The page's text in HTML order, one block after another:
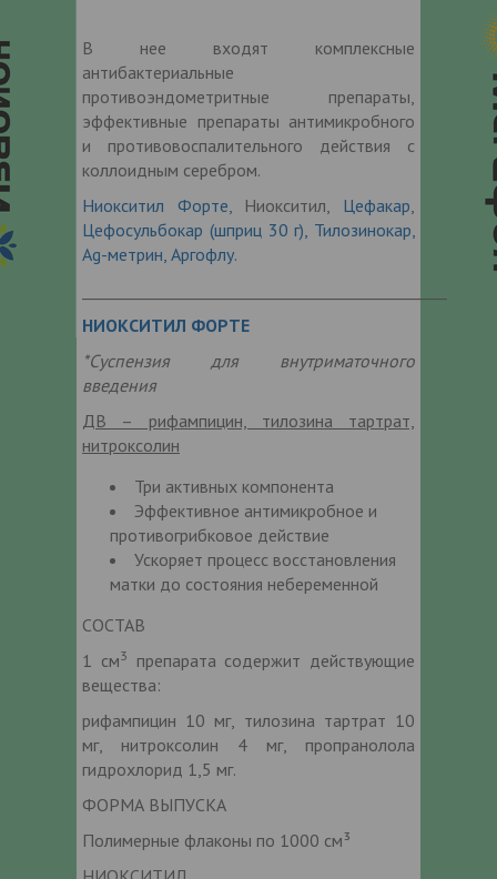
В нее входят комплексные
антибактериальные
противоэндометритные препараты,
эффективные препараты антимикробного
и противовоспалительного действия с
коллоидным серебром.
Ниокситил Форте , Ниокситил, Цефакар
Цефосульбокар (шприц 30 г), Тилозинокар,
Аg-метрин, Аргофлу.
НИОКСИТИЛ ФОРТЕ
*Суспензия для внутриматочного
введения
ДВ – рифампицин, тилозина тартрат,
нитроксолин
Три активных компонента
Эффективное антимикробное и
противогрибковое действие
Ускоряет процесс восстановления
матки до состояния небеременной
СОСТАВ
1 см3
препарата содержит действующие
вещества:
рифампицин 10 мг, тилозина тартрат 10
мг, нитроксолин 4 мг, пропранолола
гидрохлорид 1,5 мг.
ФОРМА ВЫПУСКА
Полимерные флаконы по 1000 см³